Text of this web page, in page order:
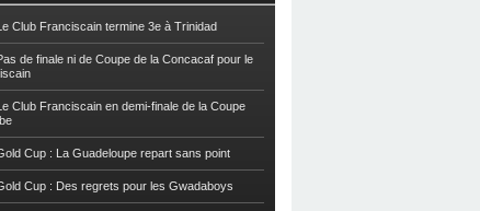
Club Franciscain termine 3e à Trinidad
de finale ni de Coupe de la Concacaf pour le
Club Franciscain en demi-finale de la Coupe
Cup : La Guadeloupe repart sans point
Cup : Des regrets pour les Gwadaboys